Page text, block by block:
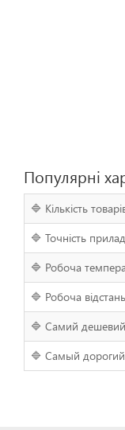
Популярні
🔷 Кількість
🔷 Точність
🔷 Робоча
🔷 Робоча відстань
🔷 Самий
🔷 Самый